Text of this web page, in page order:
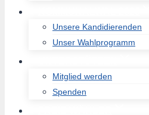
Unsere Kandidierenden
Unser Wahlprogramm
Mitglied werden
Spenden